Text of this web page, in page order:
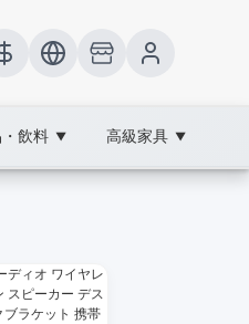
飲料 ▼ 高級家具 ▼